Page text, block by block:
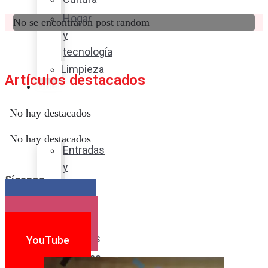
Hogar
y
tecnología
Limpieza
Cocina
sabor
Entradas
y
Postres
Bebidas
No se encontraron post random
Artículos destacados
No hay destacados
No hay destacados
Síganos
YouTube